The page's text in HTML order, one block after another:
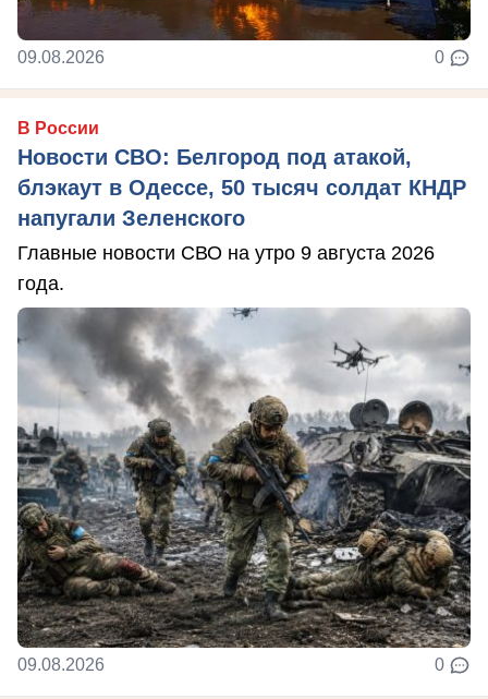
09.08.2026 0
В России
Новости СВО: Белгород под атакой,
блэкаут в Одессе, 50 тысяч солдат КНДР
напугали Зеленского
Главные новости СВО на утро 9 августа 2026
года.
09.08.2026 0